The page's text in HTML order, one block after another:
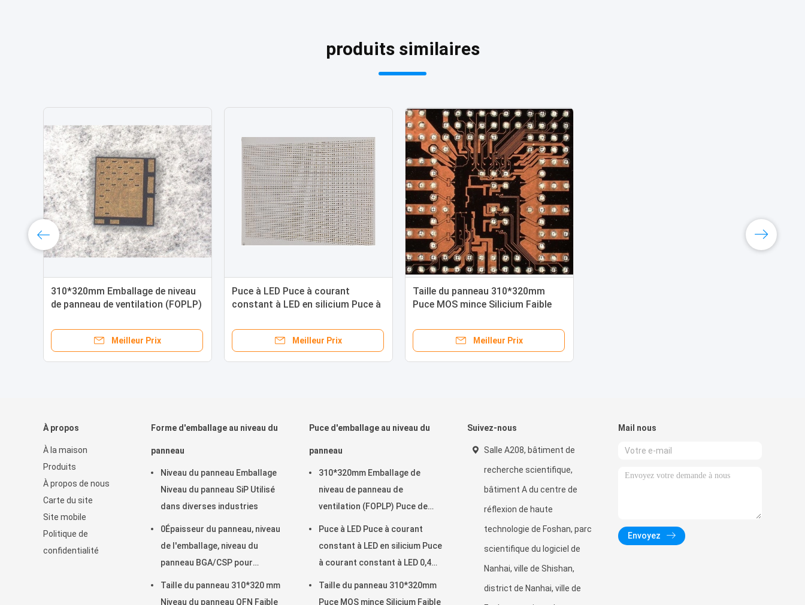
produits similaires
310*320mm Emballage de niveau
de panneau de ventilation (FOPLP)
Meilleur Prix
Puce à LED Puce à courant
constant à LED en silicium Puce à
mm*0,555 mm*0,20 mm
Meilleur Prix
Taille du panneau 310*320mm
Puce MOS mince Silicium Faible
Meilleur Prix
À propos
À la maison
Produits
À propos de nous
Carte du site
Site mobile
Politique de
confidentialité
Forme d'emballage au niveau du
panneau
Niveau du panneau Emballage
Niveau du panneau SiP Utilisé
dans diverses industries
0Épaisseur du panneau, niveau
de l'emballage, niveau du
panneau BGA/CSP pour
Taille du panneau 310*320 mm
Niveau du panneau QFN Faible
Puce d'emballage au niveau du
panneau
310*320mm Emballage de
niveau de panneau de
ventilation (FOPLP) Puce de
Puce à LED Puce à courant
constant à LED en silicium Puce
à courant constant à LED 0,4
Taille du panneau 310*320mm
Puce MOS mince Silicium Faible
Suivez-nous
Salle A208, bâtiment de
recherche scientifique,
bâtiment A du centre de
réflexion de haute
technologie de Foshan, parc
scientifique du logiciel de
Nanhai, ville de Shishan,
district de Nanhai, ville de
Mail nous
Envoyez